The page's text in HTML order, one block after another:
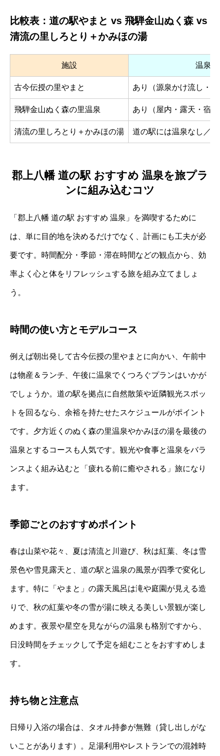
比較表：道の駅やまと vs 飛騨金山ぬく森 vs
清流の里しろとり＋かみほの湯
施設 温泉
古今伝授の里やまと あり（源泉かけ流し・
飛騨金山ぬく森の里温泉 あり（屋内・露天・宿
清流の里しろとり＋かみほの湯 道の駅には温泉なし／
郡上八幡 道の駅 おすすめ 温泉を旅プラ
ンに組み込むコツ
「郡上八幡 道の駅 おすすめ 温泉」を満喫するために
は、単に目的地を決めるだけでなく、計画にも工夫が必
要です。時間配分・季節・滞在時間などの観点から、効
率よく心と体をリフレッシュする旅を組み立てましょ
う。
時間の使い方とモデルコース
例えば朝出発して古今伝授の里やまとに向かい、午前中
は物産＆ランチ、午後に温泉でくつろぐプランはいかが
でしょうか。道の駅を拠点に自然散策や近隣観光スポッ
トを回るなら、余裕を持たせたスケジュールがポイント
です。夕方近くのぬく森の里温泉やかみほの湯を最後の
温泉とするコースも人気です。観光や食事と温泉をバラ
ンスよく組み込むと「疲れる前に癒やされる」旅になり
ます。
季節ごとのおすすめポイント
春は山菜や花々、夏は清流と川遊び、秋は紅葉、冬は雪
景色や雪見露天と、道の駅と温泉の風景が四季で変化し
ます。特に「やまと」の露天風呂は滝や庭園が見える造
りで、秋の紅葉や冬の雪が湯に映える美しい景観が楽し
めます。夜景や星空を見ながらの温泉も格別ですから、
日没時間をチェックして予定を組むことをおすすめしま
す。
持ち物と注意点
日帰り入浴の場合は、タオル持参が無難（貸し出しがな
いことがあります）。足湯利用やレストランでの混雑時